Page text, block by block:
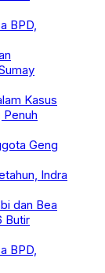
BPD,
Kasus
Geng
Indra
dan Bea
Butir
BPD,